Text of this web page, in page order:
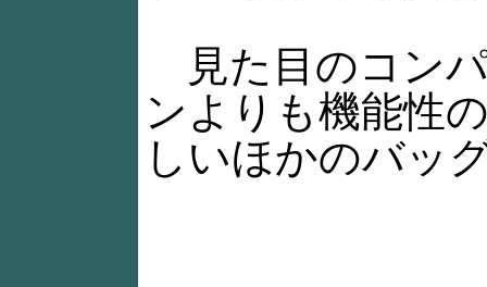
見た目のコンパ
ンよりも機能性
しいほかのバッ